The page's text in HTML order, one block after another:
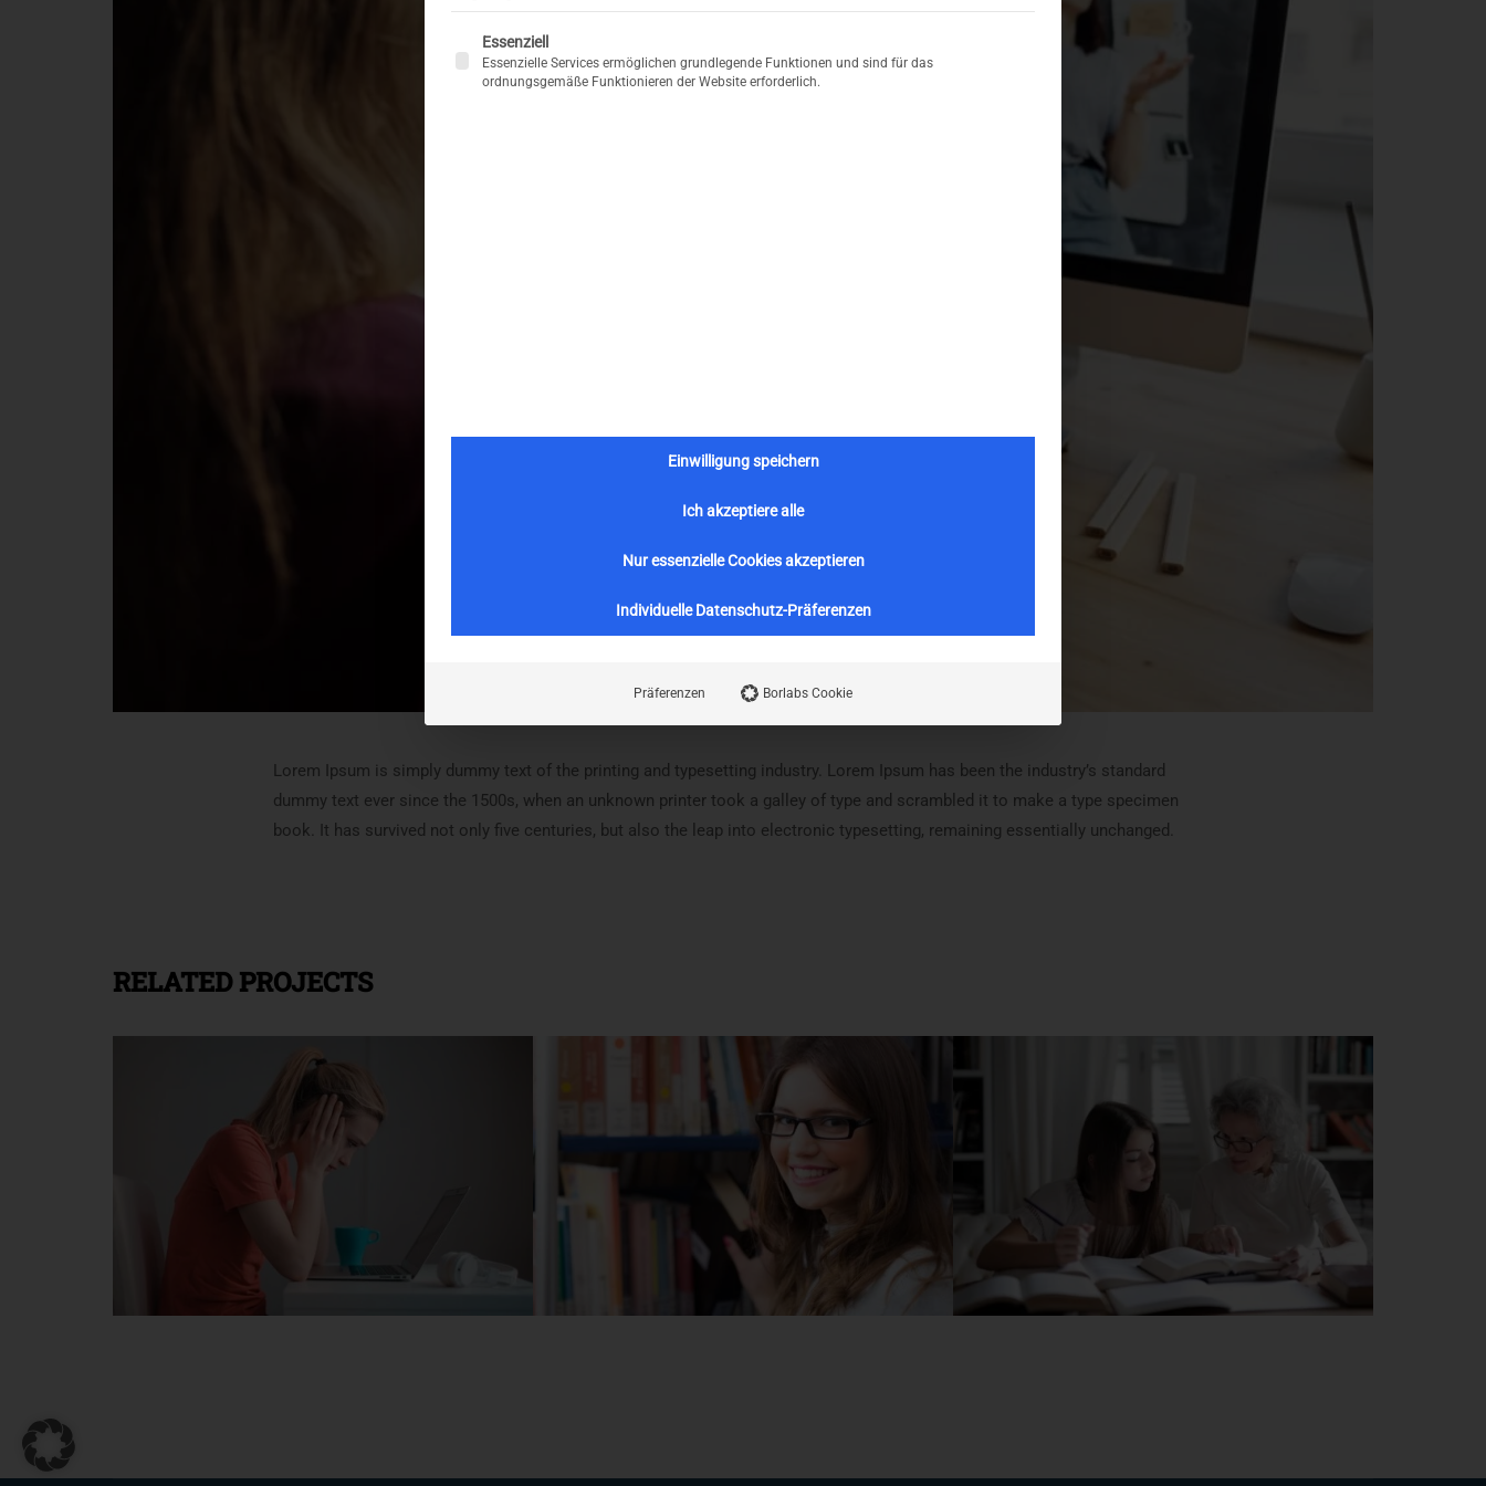
Lorem Ipsum is simply dummy text of the printing and typesetting industry. Lorem Ipsum has been the industry’s standard
dummy text ever since the 1500s, when an unknown printer took a galley of type and scrambled it to make a type specimen
book. It has survived not only five centuries, but also the leap into electronic typesetting, remaining essentially unchanged.
RELATED PROJECTS
Es folgt eine Liste der Service-Gruppen, für die eine Einwilligung erteilt werden kann. Die erste Service-Gruppe ist essenziell und kann nicht
Essenziell
Essenzielle Services ermöglichen grundlegende Funktionen und sind für das
ordnungsgemäße Funktionieren der Website erforderlich.
Einwilligung speichern
Ich akzeptiere alle
Nur essenzielle Cookies akzeptieren
Individuelle Datenschutz-Präferenzen
Präferenzen Borlabs Cookie